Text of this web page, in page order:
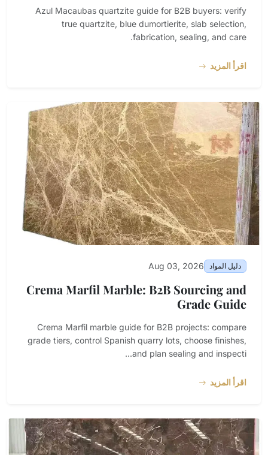
Azul Macaubas quartzite guide for B2B buyers: verify
true quartzite, blue dumortierite, slab selection,
fabrication, sealing, and care.
اقرأ المزيد
دليل المواد Aug 03, 2026
Crema Marfil Marble: B2B Sourcing and
Grade Guide
Crema Marfil marble guide for B2B projects: compare
grade tiers, control Spanish quarry lots, choose finishes,
and plan sealing and inspecti...
اقرأ المزيد